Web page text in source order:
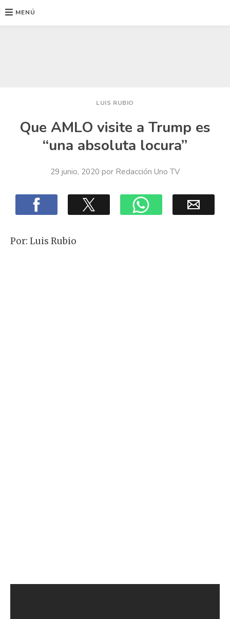
MENÚ
LUIS RUBIO
Que AMLO visite a Trump es
“una absoluta locura”
29 junio, 2020 por Redacción Uno TV
Por: Luis Rubio